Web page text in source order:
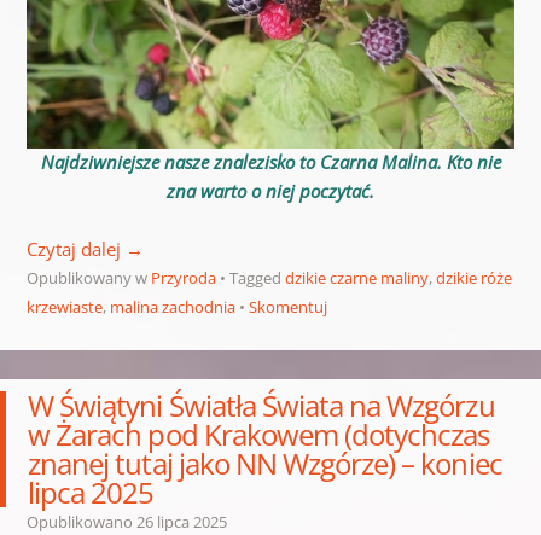
Najdziwniejsze nasze znalezisko to Czarna Malina. Kto nie
zna warto o niej poczytać.
Czytaj dalej →
Opublikowany w Przyroda Tagged dzikie czarne maliny,dzikie róże
krzewiaste, malina zachodnia Skomentuj
W Świątyni Światła Świata na Wzgórzu
w Żarach pod Krakowem (dotychczas
znanej tutaj jako NN Wzgórze) – koniec
lipca 2025
Opublikowano 26 lipca 2025